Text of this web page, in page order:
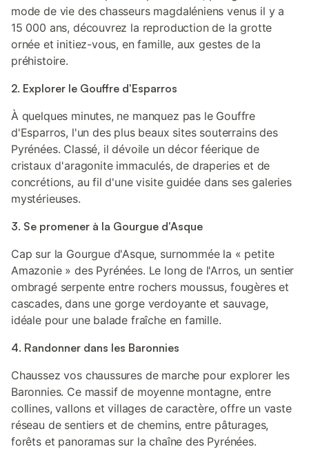
mode de vie des chasseurs magdaléniens venus il y a
15 000 ans, découvrez la reproduction de la grotte
ornée et initiez-vous, en famille, aux gestes de la
préhistoire.
2. Explorer le Gouffre d'Esparros
À quelques minutes, ne manquez pas le Gouffre
d'Esparros, l'un des plus beaux sites souterrains des
Pyrénées. Classé, il dévoile un décor féerique de
cristaux d'aragonite immaculés, de draperies et de
concrétions, au fil d'une visite guidée dans ses galeries
mystérieuses.
3. Se promener à la Gourgue d'Asque
Cap sur la Gourgue d'Asque, surnommée la « petite
Amazonie » des Pyrénées. Le long de l'Arros, un sentier
ombragé serpente entre rochers moussus, fougères et
cascades, dans une gorge verdoyante et sauvage,
idéale pour une balade fraîche en famille.
4. Randonner dans les Baronnies
Chaussez vos chaussures de marche pour explorer les
Baronnies. Ce massif de moyenne montagne, entre
collines, vallons et villages de caractère, offre un vaste
réseau de sentiers et de chemins, entre pâturages,
forêts et panoramas sur la chaîne des Pyrénées.